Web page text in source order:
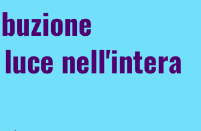
nell'intera